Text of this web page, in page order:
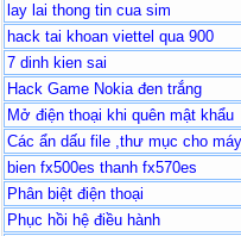
lay lai thong tin cua sim
hack tai khoan viettel qua 900
7 dinh kien sai
Hack Game Nokia đen trắng
Mở điện thoại khi quên mật khẩu
Các ẩn dấu file ,thư mục cho
bien fx500es thanh fx570es
Phân biệt điện thoại
Phục hồi hệ điều hành